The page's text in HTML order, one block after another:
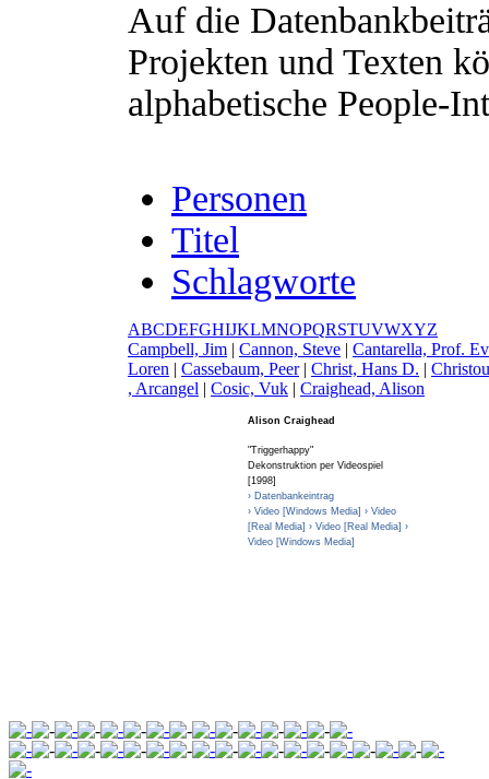
Auf die
Projekten und Texten
alphabetische People-
Personen
Titel
Schlagworte
ABCDEFGHIJKLMNOPQRSTUVWXYZ
Campbell, Jim | Cannon, Steve | Cantarella, Prof.
Loren | Cassebaum, Peer| Christ, Hans D. | C
, Arcangel | Cosic, Vuk | Craighead, Alison